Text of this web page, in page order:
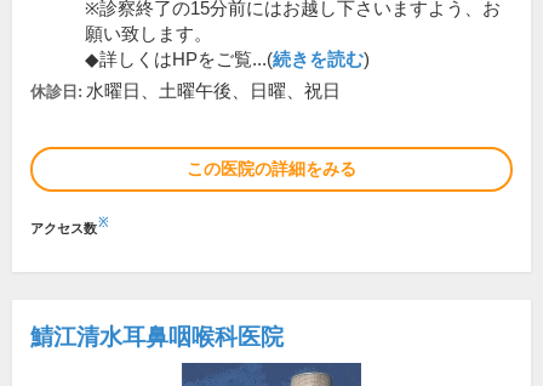
※診察終了の15分前にはお越し下さいますよう、お
願い致します。
◆詳しくはHPをご覧...(続きを読む)
休診日: 水曜日、土曜午後、日曜、祝日
この医院の詳細をみる
アクセス数※
鯖江清水耳鼻咽喉科医院